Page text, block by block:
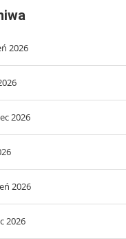
2026
2026
2026
2026